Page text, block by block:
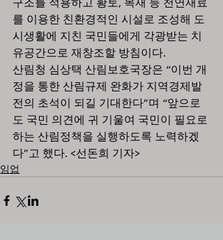
를 이용한 친환경적인 시설로 조성해 도
시생활에 지친 국민들에게 각광받는 치
유공간으로 재창조할 방침이다.
산림청 심상택 산림보호국장은 “이번 개
정을 통한 산림규제 완화가 지역경제발
전의 초석이 되길 기대한다”며 “앞으로
도 국민 의견에 귀 기울여 국민이 필요로
하는 산림정책을 실행하도록 노력하겠
다”고 했다. <선돈희 기자>
임업